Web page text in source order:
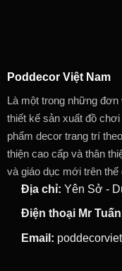
Poddecor Việt Nam
Là một trong những
thiết kế sản xuất đồ
phẩm decor trang trí
thiện cao cấp và thân
và giáo dục mới trên thế
Địa chỉ: Yên Sở -
Điện thoại Mr
Email: